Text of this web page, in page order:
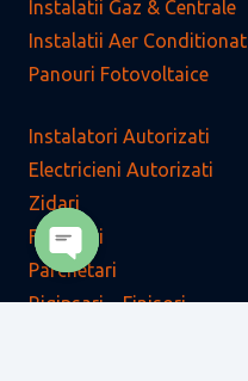
Instalatii Gaz & Centrale
Instalatii Aer Conditionat
Panouri Fotovoltaice
Instalatori Autorizati
Electricieni Autorizati
Zidari
Faiantari
Parchetari
Rigipsari – Finisori